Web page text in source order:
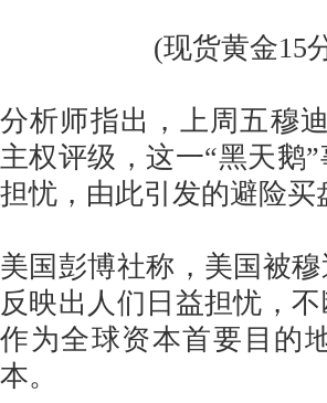
(现货黄金15
分析师指出，上周五穆
主权评级，这一“黑天鹅
担忧，由此引发的避险买
美国彭博社称，美国被
反映出人们日益担忧，
作为全球资本首要目的
本。